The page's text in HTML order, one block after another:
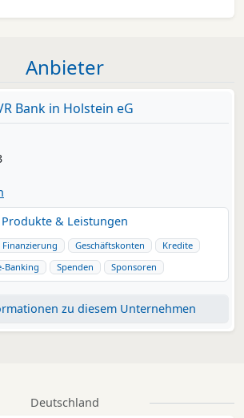
Anbieter
Bank in Holstein eG
Produkte & Leistungen
Finanzierung Geschäftskonten
Kredite
Banking
Spenden Sponsoren
zu diesem Unternehmen
Deutschland